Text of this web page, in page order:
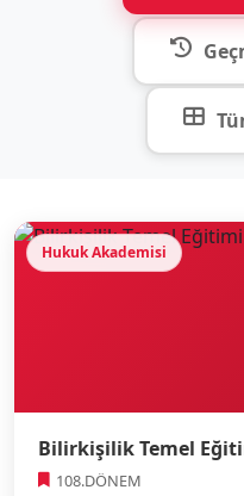
Hukuk Akademisi
Bilirkişilik Temel
108.DÖNEM